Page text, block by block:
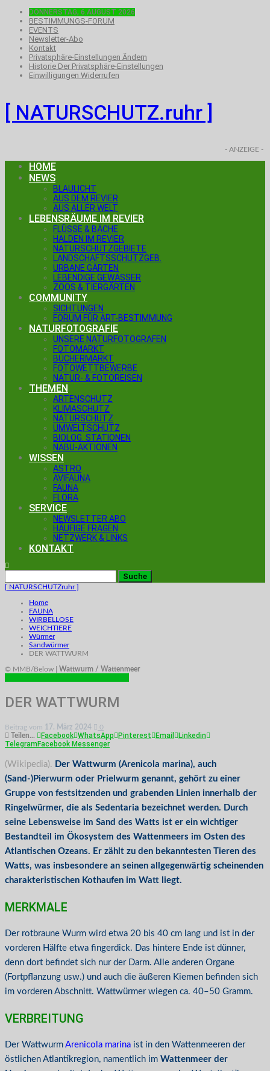
DONNERSTAG, 6.AUGUST 2026
BESTIMMUNGS-FORUM
EVENTS
Newsletter-Abo
Kontakt
Privatsphäre-Einstellungen Ändern
Historie Der Privatsphäre-Einstellungen
Einwilligungen Widerrufen
[ NATURSCHUTZ.ruhr ]
- ANZEIGE -
HOME
NEWS
BLAULICHT
AUS DEM REVIER
AUS ALLER WELT
LEBENSRÄUME IM REVIER
FLÜSSE & BÄCHE
HALDEN IM REVIER
NATURSCHUTZGEBIETE
LANDSCHAFTSSCHUTZGEB.
URBANE GÄRTEN
LEBENDIGE GEWÄSSER
ZOOS & TIERGÄRTEN
COMMUNITY
SICHTUNGEN
FORUM FÜR ART-BESTIMMUNG
NATURFOTOGRAFIE
UNSERE NATURFOTOGRAFEN
FOTOMARKT
BÜCHERMARKT
FOTOWETTBEWERBE
NATUR- & FOTOREISEN
THEMEN
ARTENSCHUTZ
KLIMASCHUTZ
NATURSCHUTZ
UMWELTSCHUTZ
BIOLOG. STATIONEN
NABU-AKTIONEN
WISSEN
ASTRO
AVIFAUNA
FAUNA
FLORA
SERVICE
NEWSLETTER ABO
HÄUFIGE FRAGEN
NETZWERK & LINKS
KONTAKT
[ NATURSCHUTZruhr ]
Home
FAUNA
WIRBELLOSE
WEICHTIERE
Würmer
Sandwürmer
DER WATTWURM
© MMB/Below | Wattwurm / Wattenmeer
DER WATTWURM
Beitrag vom 17. März 2024
0
Teilen...
Facebook WhatsApp Pinterest Email
Linkedin
TelegramFacebook Messenger
(Wikipedia). Der Wattwurm (Arenicola marina), auch
(Sand-)Pierwurm oder Prielwurm genannt, gehört zu einer
Gruppe von festsitzenden und grabenden Linien innerhalb der
Ringelwürmer, die als Sedentaria bezeichnet werden. Durch
seine Lebensweise im Sand des Watts ist er ein wichtiger
Bestandteil im Ökosystem des Wattenmeers im Osten des
Atlantischen Ozeans. Er zählt zu den bekanntesten Tieren des
Watts, was insbesondere an seinen allgegenwärtig scheinenden
charakteristischen Kothaufen im Watt liegt.
MERKMALE
Der rotbraune Wurm wird etwa 20 bis 40 cm lang und ist in der
vorderen Hälfte etwa fingerdick. Das hintere Ende ist dünner,
denn dort befindet sich nur der Darm. Alle anderen Organe
(Fortpflanzung usw.) und auch die äußeren Kiemen befinden sich
im vorderen Abschnitt. Wattwürmer wiegen ca. 40–50 Gramm.
VERBREITUNG
Der Wattwurm Arenicola marina ist in den Wattenmeeren der
östlichen Atlantikregion, namentlich im Wattenmeer der